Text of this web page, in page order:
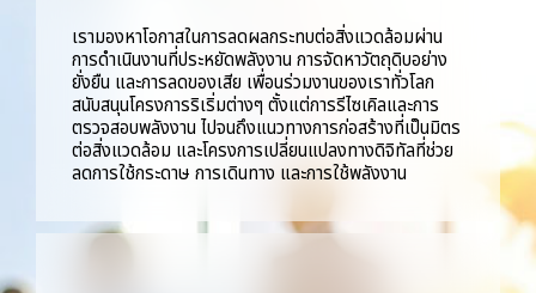
เรามองหาโอกาสในการลดผลกระทบต่อสิ่งแวดล้อมผ่าน
การดำเนินงานที่ประหยัดพลังงาน การจัดหาวัตถุดิบอย่าง
ยั่งยืน และการลดของเสีย เพื่อนร่วมงานของเราทั่วโลก
สนับสนุนโครงการริเริ่มต่างๆ ตั้งแต่การรีไซเคิลและการ
ตรวจสอบพลังงาน ไปจนถึงแนวทางการก่อสร้างที่เป็นมิตร
ต่อสิ่งแวดล้อม และโครงการเปลี่ยนแปลงทางดิจิทัลที่ช่วย
ลดการใช้กระดาษ การเดินทาง และการใช้พลังงาน